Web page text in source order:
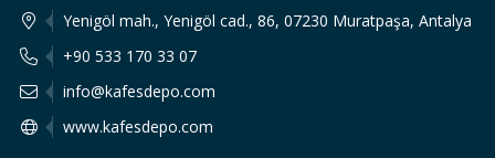
Yenigöl mah., Yenigöl cad., 86, 07230 Muratpaşa, Antalya
+90 533 170 33 07
info@kafesdepo.com
www.kafesdepo.com